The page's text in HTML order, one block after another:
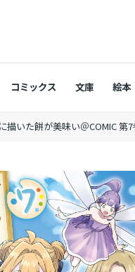
コミックス 文庫 絵本
描いた餅が美味い＠COMIC 第7